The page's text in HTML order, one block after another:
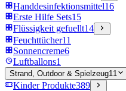
Handdesinfektionsmittel16
Erste Hilfe Sets15
Flüssigkeit gefuellt14
Feuchttücher11
Sonnencreme6
Luftballons1
Strand, Outdoor & Spielzeug11
Kinder Produkte389